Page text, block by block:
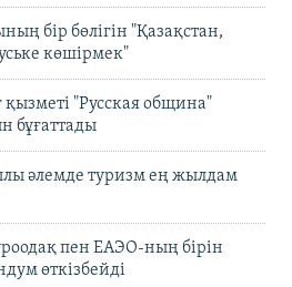
бір бөлігін "Қазақстан,
көшірмек"
қызметі "Русская община"
бұғаттады
әлемде туризм ең жылдам
пен ЕАЭО-ның бірін
өткізбейді